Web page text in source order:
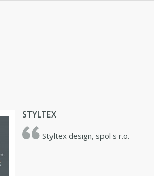
STYLTEX
Styltex design, spol s r.o.